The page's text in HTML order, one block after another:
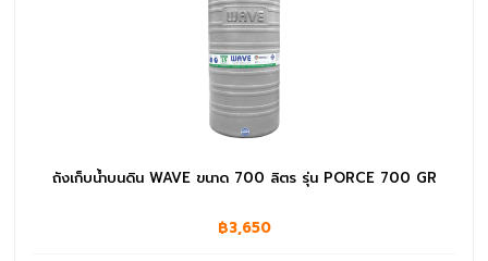
ถังเก็บน้ำบนดิน WAVE ขนาด 700 ลิตร รุ่น PORCE 700 GR
฿3,650